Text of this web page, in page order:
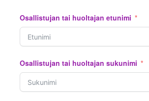
Osallistujan tai huoltajan etunimi
Osallistujan tai huoltajan sukunimi